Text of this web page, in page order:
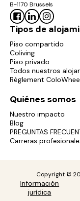
B-1170 Brussels
Tipos de
Piso compartido
Coliving
Piso privado
Todos nuestros
Règlement
Quiénes somos
Nuestro impacto
Blog
PREGUNTAS
Carreras
Copyright ©
Información
jurídica